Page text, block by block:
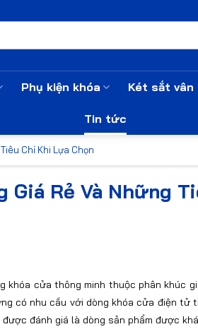
Phụ kiện khóa Két sắt vân
Tin tức
Chí Khi Lựa Chọn
Rẻ Và Những
khóa cửa thông minh thuộc phân khúc
có nhu cầu với dòng khóa cửa điện
đánh giá là dòng sản phẩm được